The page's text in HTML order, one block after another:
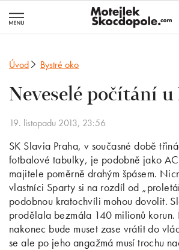
Úvod Bystré oko
Neveselé počítání u
19. listopadu 2013, 23:56
SK Slavia Praha, v současné době
fotbalové tabulky, je podobně jako
majitele poměrně drahým špásem.
vlastníci Sparty si na rozdíl od
podobnou kratochvíli mohou dovolit.
prodělala bezmála 140 milionů korun.
nakonec bude muset zase vrátit do
se ale po jeho angažmá musí trochu